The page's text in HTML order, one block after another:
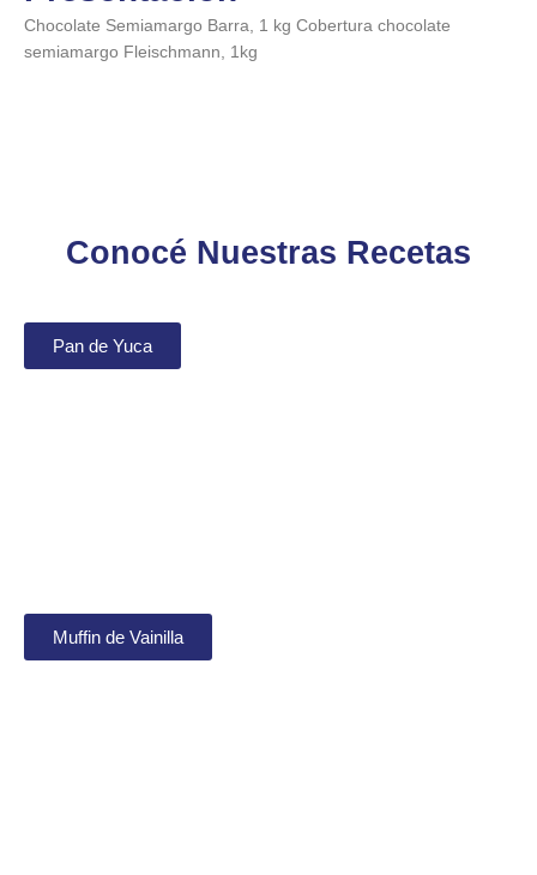
Chocolate Semiamargo Barra, 1 kg Cobertura chocolate
semiamargo Fleischmann, 1kg
Conocé Nuestras Recetas
Pan de Yuca
Muffin de Vainilla